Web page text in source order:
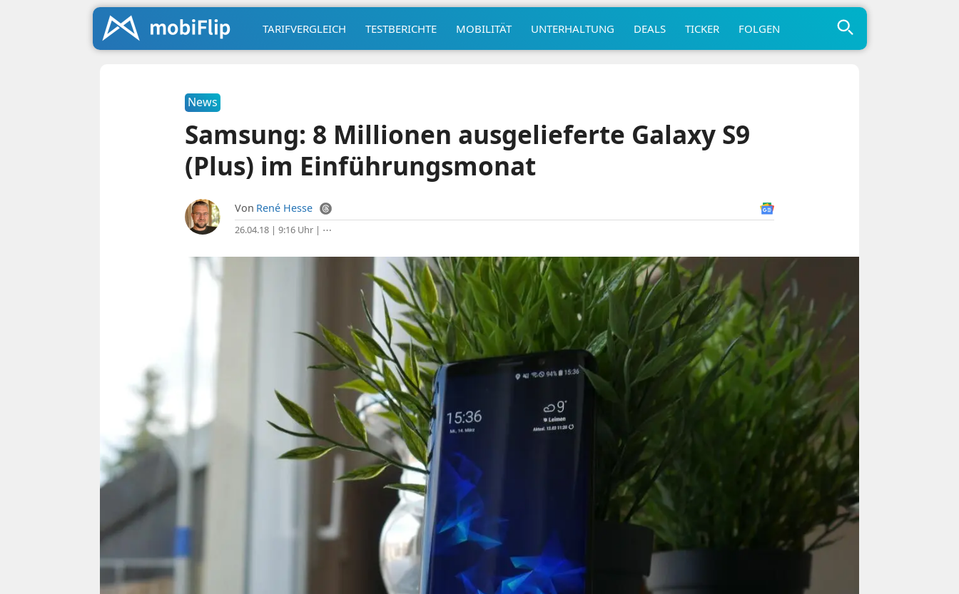
TARIFVERGLEICH TESTBERICHTE MOBILITÄT UNTERHALTUNG DEALS TICKER FOLGEN
News
Samsung: 8 Millionen ausgelieferte Galaxy S9
(Plus) im Einführungsmonat
Von René Hesse
26.04.18 | 9:16 Uhr| ⋯